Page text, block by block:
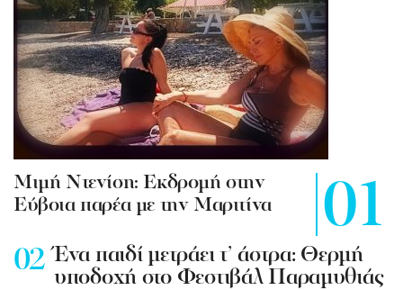
Mιμή Ντενίση: Εκδρομή στην
Εύβοια παρέα με την Μαριτίνα
Ένα παιδί μετράει τ’ άστρα: Θερμή
υποδοχή στο Φεστιβάλ Παραμυθιάς